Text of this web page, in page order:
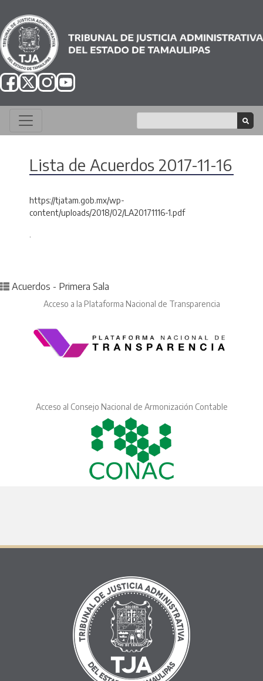
Lista de Acuerdos 2017-11-16
https://tjatam.gob.mx/wp-
content/uploads/2018/02/LA20171116-1.pdf
.
Posted in
Acuerdos - Primera Sala
Acceso a la Plataforma Nacional de Transparencia
Acceso al Consejo Nacional de Armonización Contable